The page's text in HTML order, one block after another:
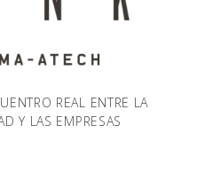
REAL ENTRE LA
Y LAS EMPRESAS